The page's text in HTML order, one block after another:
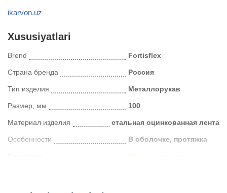
ikarvon.uz
Xususiyatlari
Brend Fortisflex
Страна бренда Россия
Тип изделия Металлорукав
Размер, мм 100
Материал изделия стальная оцинкованная лента
Особенности В оболочке, протяжка
Металлорукава